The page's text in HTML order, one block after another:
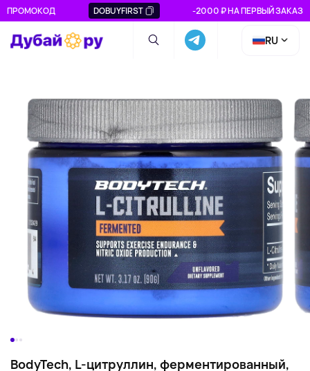
ПРОМОКОД DOBUYFIRST -2000 ₽ НА ПЕРВЫЙ ЗАКАЗ
RU
BodyTech, L-цитруллин, ферментированный,